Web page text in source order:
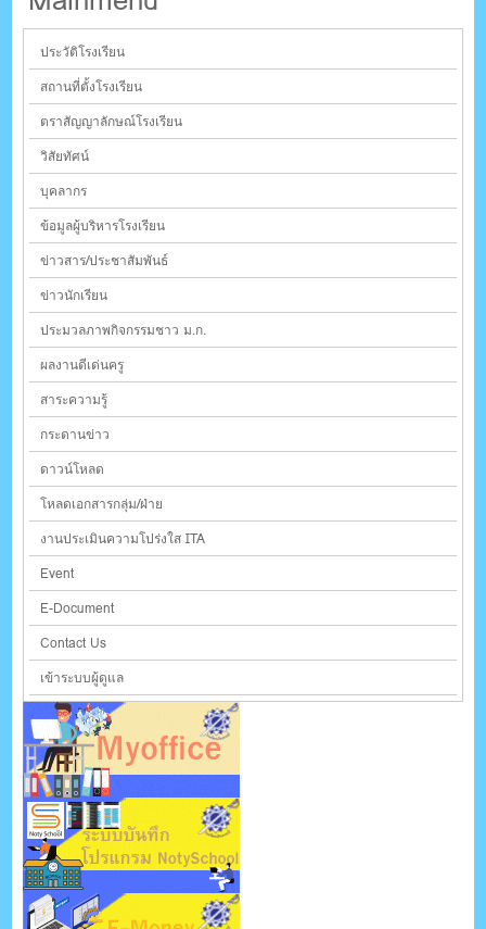
ประวัติโรงเรียน
สถานที่ตั้งโรงเรียน
ตราสัญญาลักษณ์โรงเรียน
วิสัยทัศน์
บุคลากร
ข้อมูลผู้บริหารโรงเรียน
ข่าวสาร/ประชาสัมพันธ์
ข่าวนักเรียน
ประมวลภาพกิจกรรมชาว ม.ก.
ผลงานดีเด่นครู
สาระความรู้
กระดานข่าว
ดาวน์โหลด
โหลดเอกสารกลุ่ม/ฝ่าย
งานประเมินความโปร่งใส ITA
Event
E-Document
Contact Us
เข้าระบบผู้ดูแล